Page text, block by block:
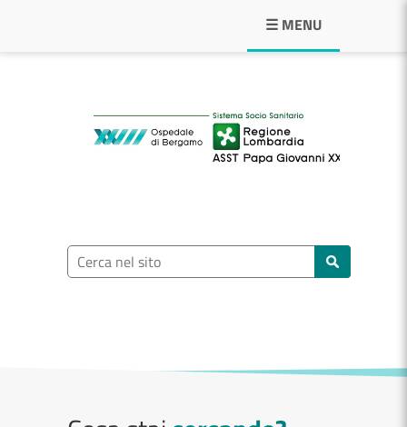
☰ MENU
ASST Papa
Ricerca nel sito